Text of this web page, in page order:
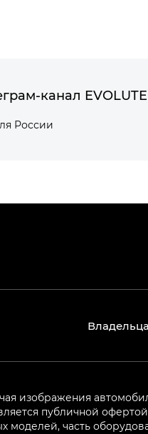
канал EVOLUTE
России
изображения
публичной
часть